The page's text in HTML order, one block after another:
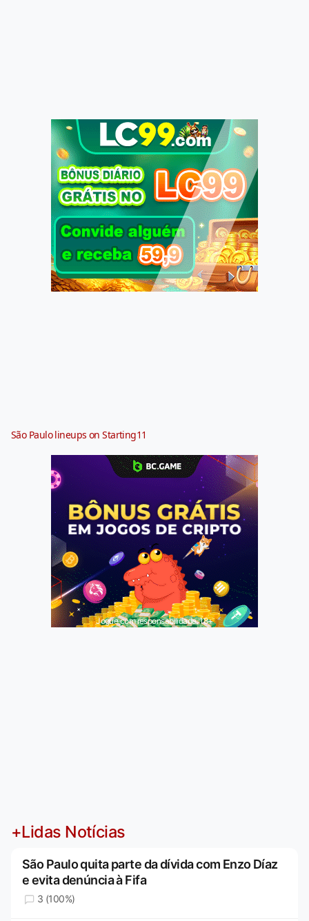
São Paulo lineups on Starting11
Jogue com responsabilidade. 18+
+Lidas Notícias
São Paulo quita parte da dívida com Enzo Díaz
e evita denúncia à Fifa
3 (100%)